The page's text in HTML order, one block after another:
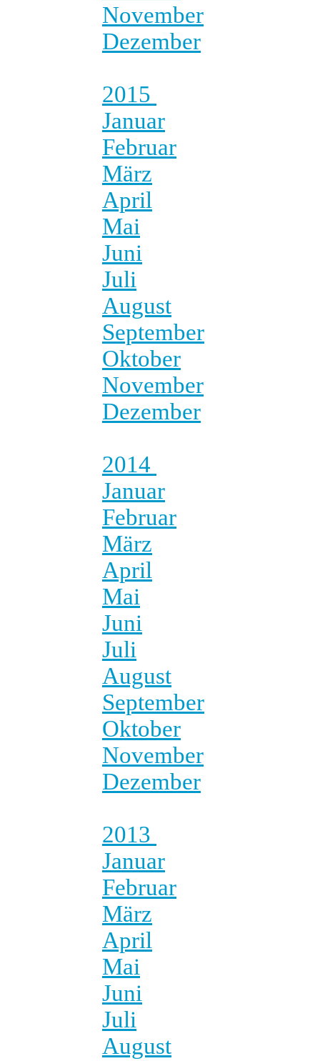
November
Dezember
2015
Januar
Februar
März
April
Mai
Juni
Juli
August
September
Oktober
November
Dezember
2014
Januar
Februar
März
April
Mai
Juni
Juli
August
September
Oktober
November
Dezember
2013
Januar
Februar
März
April
Mai
Juni
Juli
August